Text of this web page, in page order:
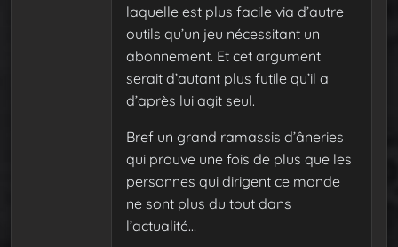
laquelle est plus facile via d’autre
outils qu’un jeu nécessitant un
abonnement. Et cet argument
serait d’autant plus futile qu’il a
d’après lui agit seul.
Bref un grand ramassis d’âneries
qui prouve une fois de plus que les
personnes qui dirigent ce monde
ne sont plus du tout dans
l’actualité…